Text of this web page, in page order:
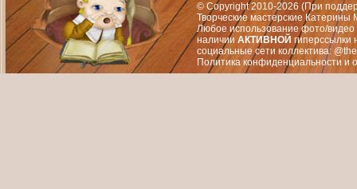
© Copyright 2010-2026 (При
Творческие мастерские
Любое использование фото/видео
наличии АКТИВНОЙ гиперссылки
социальные сети коллектива:
Политика конфиденциальности и